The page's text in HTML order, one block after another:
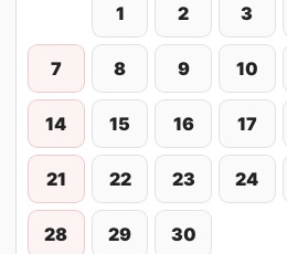
1 2 3
7 8 9 10
14 15 16 17
21 22 23 24
28 29 30